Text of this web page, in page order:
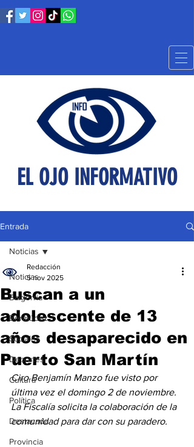
EL OJO INFORMATIVO
Entrada
Noticias
Baigorria
Bermúdez
Sociales
Deportes
Cultura
Política
Destacada
Provincia
Noticias
Buscan a un
adolescente de 13
años desaparecido en
Puerto San Martín
Redacción
5 nov 2025
Ciro Benjamín Manzo fue visto por
última vez el domingo 2 de noviembre.
La Fiscalía solicita la colaboración de la
comunidad para dar con su paradero.